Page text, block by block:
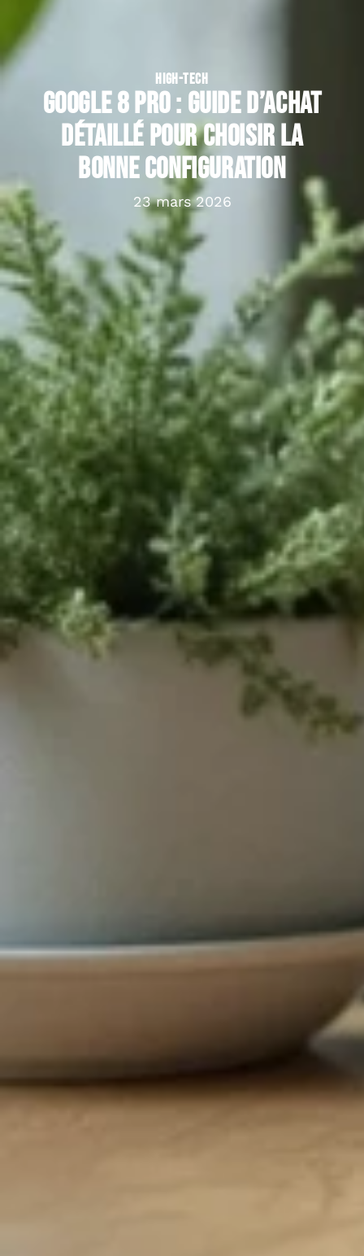
HIGH-TECH
Google 8 Pro : guide d’achat
détaillé pour choisir la
bonne configuration
23 mars 2026